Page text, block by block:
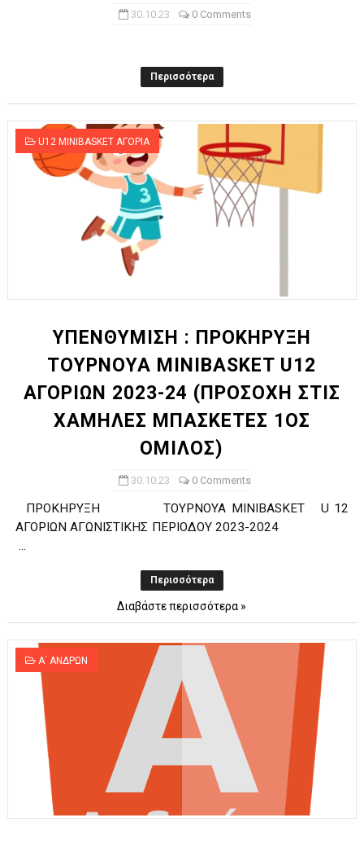
30.10.23 0 Comments
Περισσότερα
U12 MINIBASKET ΑΓΟΡΙΑ
ΥΠΕΝΘΥΜΙΣΗ : ΠΡΟΚΗΡΥΞΗ
ΤΟΥΡΝΟΥΑ ΜΙΝΙBASKET U12
ΑΓΟΡΙΩΝ 2023-24 (ΠΡΟΣΟΧΗ ΣΤΙΣ
ΧΑΜΗΛΕΣ ΜΠΑΣΚΕΤΕΣ 1ΟΣ
ΟΜΙΛΟΣ)
30.10.23 0 Comments
ΠΡΟΚΗΡΥΞΗ ΤΟΥΡΝΟΥΑ MINIBASKET U 12
ΑΓΟΡΙΩΝ ΑΓΩΝΙΣΤΙΚΗΣ ΠΕΡΙΟΔΟΥ 2023-2024
...
Περισσότερα
Διαβάστε περισσότερα »
Α΄ ΑΝΔΡΩΝ